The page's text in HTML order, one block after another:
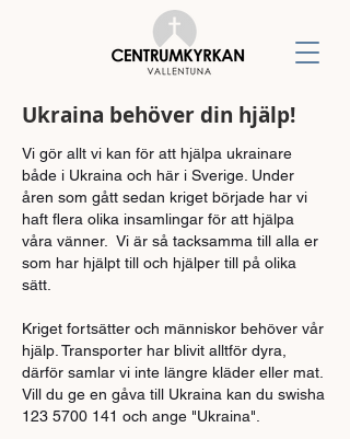
Ukraina behöver din hjälp!
Vi gör allt vi kan för att hjälpa ukrainare
både i Ukraina och här i Sverige. Under
åren som gått sedan kriget började har vi
haft flera olika insamlingar för att hjälpa
våra vänner. Vi är så tacksamma till alla er
som har hjälpt till och hjälper till på olika
sätt.
Kriget fortsätter och människor behöver vår
hjälp. Transporter har blivit alltför dyra,
därför samlar vi inte längre kläder eller mat.
Vill du ge en gåva till Ukraina kan du swisha
123 5700 141 och ange "Ukraina".